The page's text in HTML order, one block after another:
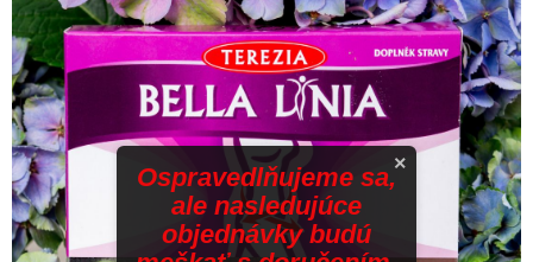
×
Ospravedlňujeme sa,
ale nasledujúce
objednávky budú